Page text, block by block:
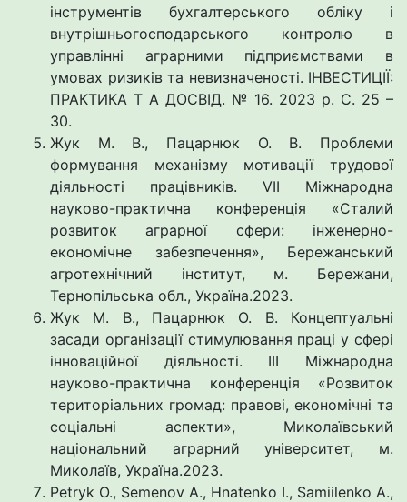
інструментів бухгалтерського обліку і
внутрішньогосподарського контролю в
управлінні аграрними підприємствами в
умовах ризиків та невизначеності. ІНВЕСТИЦІЇ:
ПРАКТИКА Т А ДОСВІД. № 16. 2023 р. С. 25 –
30.
Жук М. В., Пацарнюк О. В. Проблеми
формування механізму мотивації трудової
діяльності працівників. VII Міжнародна
науково-практична конференція «Cталий
розвиток аграрної сфери: інженерно-
економічне забезпечення», Бережанський
агротехнічний інститут, м. Бережани,
Тернопільська обл., Україна.2023.
Жук М. В., Пацарнюк О. В. Концептуальні
засади організації стимулювання праці у сфері
інноваційної діяльності. III Міжнародна
науково-практична конференція «Розвиток
територіальних громад: правові, економічні та
соціальні аспекти», Миколаївський
національний аграрний університет, м.
Миколаїв, Україна.2023.
Petryk O., Semenov A., Hnatenko I., Samiilenko A.,